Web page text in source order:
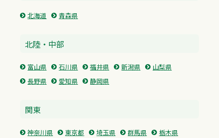
北海道 青森県
北陸・中部
富山県 石川県 福井県 新潟県
山梨県
長野県
愛知県 静岡県
関東
神奈川県 東京都 埼玉県 群馬県
栃木県